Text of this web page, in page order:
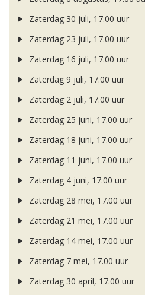
Zaterdag 30 juli, 17.00 uur
Zaterdag 23 juli, 17.00 uur
Zaterdag 16 juli, 17.00 uur
Zaterdag 9 juli, 17.00 uur
Zaterdag 2 juli, 17.00 uur
Zaterdag 25 juni, 17.00 uur
Zaterdag 18 juni, 17.00 uur
Zaterdag 11 juni, 17.00 uur
Zaterdag 4 juni, 17.00 uur
Zaterdag 28 mei, 17.00 uur
Zaterdag 21 mei, 17.00 uur
Zaterdag 14 mei, 17.00 uur
Zaterdag 7 mei, 17.00 uur
Zaterdag 30 april, 17.00 uur